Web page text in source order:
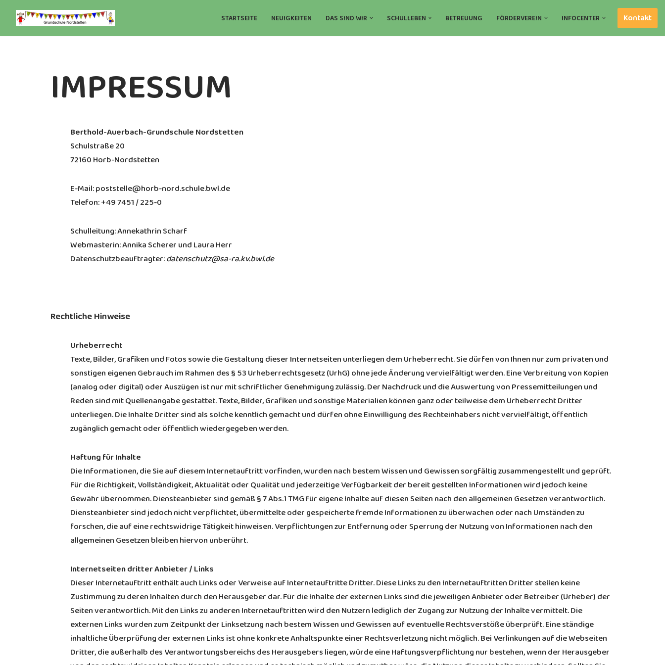
Zum
STARTSEITE NEUIGKEITEN DAS SIND WIR SCHULLEBEN BETREUUNG FÖRDERVEREIN INFOCENTER Kontakt
IMPRESSUM
Berthold-Auerbach-Grundschule Nordstetten
Schulstraße 20
72160 Horb-Nordstetten
E-Mail: poststelle@horb-nord.schule.bwl.de
Telefon: +49 7451 / 225-0
Schulleitung: Annekathrin Scharf
Webmasterin: Annika Scherer und Laura Herr
Datenschutzbeauftragter:datenschutz@sa-ra.kv.bwl.de
Rechtliche Hinweise
Urheberrecht
Texte, Bilder, Grafiken und Fotos sowie die Gestaltung dieser Internetseiten unterliegen dem Urheberrecht. Sie dürfen von Ihnen nur zum privaten und
sonstigen eigenen Gebrauch im Rahmen des § 53 Urheberrechtsgesetz (UrhG) ohne jede Änderung vervielfältigt werden. Eine Verbreitung von Kopien
(analog oder digital) oder Auszügen ist nur mit schriftlicher Genehmigung zulässig. Der Nachdruck und die Auswertung von Pressemitteilungen und
Reden sind mit Quellenangabe gestattet. Texte, Bilder, Grafiken und sonstige Materialien können ganz oder teilweise dem Urheberrecht Dritter
unterliegen. Die Inhalte Dritter sind als solche kenntlich gemacht und dürfen ohne Einwilligung des Rechteinhabers nicht vervielfältigt, öffentlich
zugänglich gemacht oder öffentlich wiedergegeben werden.
Haftung für Inhalte
Die Informationen, die Sie auf diesem Internetauftritt vorfinden, wurden nach bestem Wissen und Gewissen sorgfältig zusammengestellt und geprüft.
Für die Richtigkeit, Vollständigkeit, Aktualität oder Qualität und jederzeitige Verfügbarkeit der bereit gestellten Informationen wird jedoch keine
Gewähr übernommen. Diensteanbieter sind gemäß § 7 Abs.1 TMG für eigene Inhalte auf diesen Seiten nach den allgemeinen Gesetzen verantwortlich.
Diensteanbieter sind jedoch nicht verpflichtet, übermittelte oder gespeicherte fremde Informationen zu überwachen oder nach Umständen zu
forschen, die auf eine rechtswidrige Tätigkeit hinweisen. Verpflichtungen zur Entfernung oder Sperrung der Nutzung von Informationen nach den
allgemeinen Gesetzen bleiben hiervon unberührt.
Internetseiten dritter Anbieter / Links
Dieser Internetauftritt enthält auch Links oder Verweise auf Internetauftritte Dritter. Diese Links zu den Internetauftritten Dritter stellen keine
Zustimmung zu deren Inhalten durch den Herausgeber dar. Für die Inhalte der externen Links sind die jeweiligen Anbieter oder Betreiber (Urheber) der
Seiten verantwortlich. Mit den Links zu anderen Internetauftritten wird den Nutzern lediglich der Zugang zur Nutzung der Inhalte vermittelt. Die
externen Links wurden zum Zeitpunkt der Linksetzung nach bestem Wissen und Gewissen auf eventuelle Rechtsverstöße überprüft. Eine ständige
inhaltliche Überprüfung der externen Links ist ohne konkrete Anhaltspunkte einer Rechtsverletzung nicht möglich. Bei Verlinkungen auf die Webseiten
Dritter, die außerhalb des Verantwortungsbereichs des Herausgebers liegen, würde eine Haftungsverpflichtung nur bestehen, wenn der Herausgeber